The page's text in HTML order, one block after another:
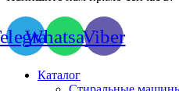
WhatsappViber
Каталог